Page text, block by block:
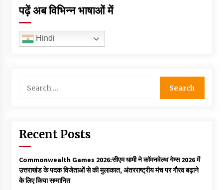
पढ़ें अब विभिन्न भाषाओं में
Hindi
for:
Recent Posts
Commonwealth Games 2026:सीएम धामी ने कॉमनवेल्थ गेम्स 2026 में
उत्तराखंड के पदक विजेताओं से की मुलाकात, अंतरराष्ट्रीय मंच पर गौरव बढ़ाने
के लिए किया सम्मानित